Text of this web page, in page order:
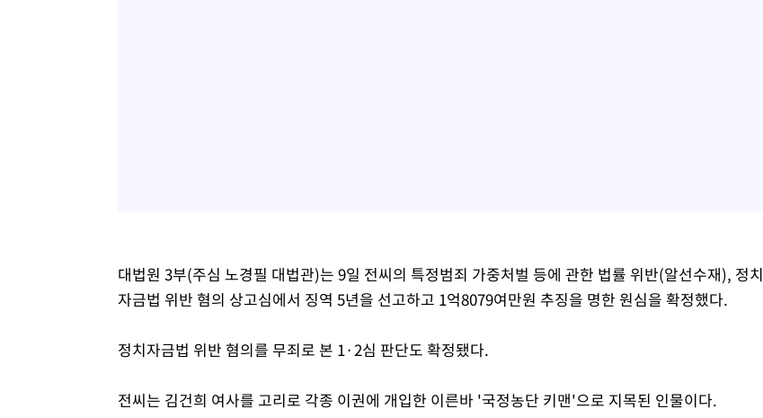
대법원 3부(주심 노경필 대법관)는 9일 전씨의 특정범죄 가중처벌 등에 관한 법률 위반(알선수재), 정치
자금법 위반 혐의 상고심에서 징역 5년을 선고하고 1억8079여만원 추징을 명한 원심을 확정했다.
정치자금법 위반 혐의를 무죄로 본 1·2심 판단도 확정됐다.
전씨는 김건희 여사를 고리로 각종 이권에 개입한 이른바 '국정농단 키맨'으로 지목된 인물이다.